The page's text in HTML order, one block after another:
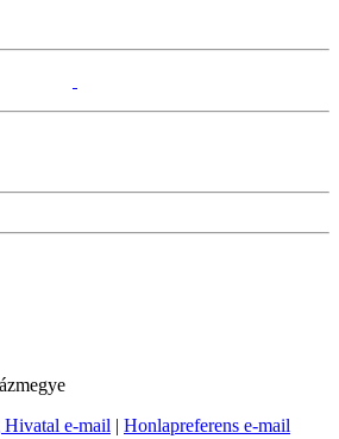
Hivatal e-mail | Honlapreferens e-mail